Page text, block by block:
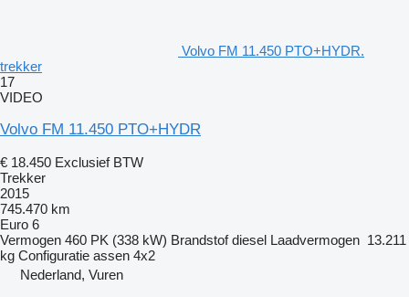
Volvo FM 11.450 PTO+HYDR.
trekker
17
VIDEO
Volvo FM 11.450 PTO+HYDR
€ 18.450 Exclusief BTW
Trekker
2015
745.470 km
Euro 6
Vermogen 460 PK (338 kW) Brandstof diesel Laadvermogen 13.211
kg Configuratie assen 4x2
Nederland, Vuren